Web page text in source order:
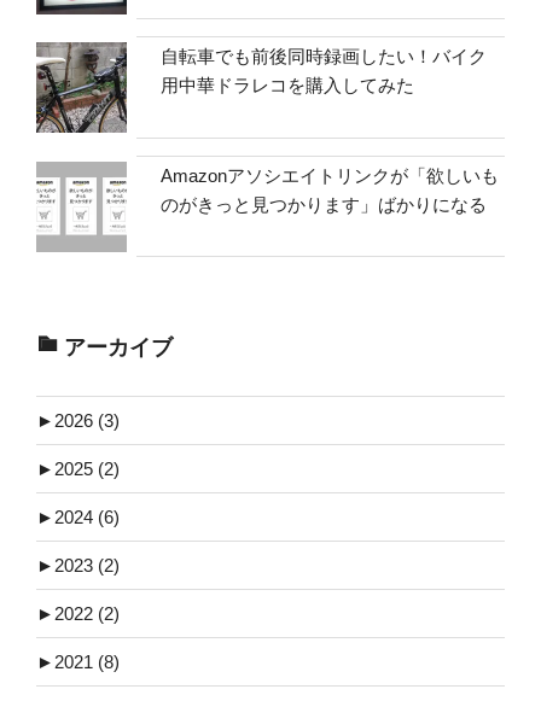
自転車でも前後同時録画したい！バイク
用中華ドラレコを購入してみた
Amazonアソシエイトリンクが「欲しいも
のがきっと見つかります」ばかりになる
アーカイブ
► 2026 (3)
► 2025 (2)
► 2024 (6)
► 2023 (2)
► 2022 (2)
► 2021 (8)